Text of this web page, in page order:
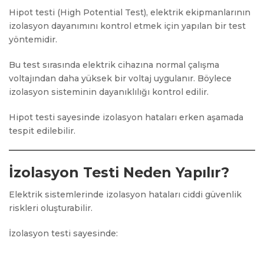
Hipot testi (High Potential Test), elektrik ekipmanlarının
izolasyon dayanımını kontrol etmek için yapılan bir test
yöntemidir.
Bu test sırasında elektrik cihazına normal çalışma
voltajından daha yüksek bir voltaj uygulanır. Böylece
izolasyon sisteminin dayanıklılığı kontrol edilir.
Hipot testi sayesinde izolasyon hataları erken aşamada
tespit edilebilir.
İzolasyon Testi Neden Yapılır?
Elektrik sistemlerinde izolasyon hataları ciddi güvenlik
riskleri oluşturabilir.
İzolasyon testi sayesinde: